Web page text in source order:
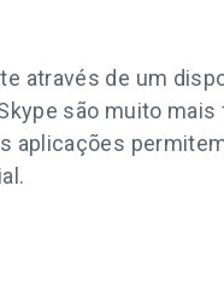
através de um
são muito
aplicações